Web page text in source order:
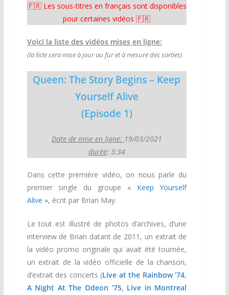
🇫🇷 Les sous-titres en français sont disponibles
pour certaines vidéos 🇫🇷
Voici la liste des vidéos mises en ligne:
(la liste sera mise à jour au fur et à mesure des sorties)
Queen: The Story Begins – Keep
Yourself Alive
(Episode 1)
Date de mise en ligne: 19/03/2021
durée: 3:34
Dans cette première vidéo, on nous parle du
premier single du groupe « Keep Yourself
Alive », écrit par Brian May.
Le tout est illustré de photos d’archives, d’une
interview de Brian datant de 2011, un extrait de
la vidéo promo originale qui avait été tournée,
un extrait de la vidéo officielle de la chanson,
d’extrait des concerts (Live at the Rainbow ’74,
A Night At The Odeon ’75, Live in Montreal